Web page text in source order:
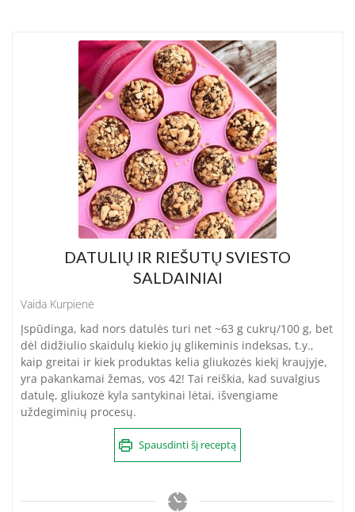
DATULIŲ IR RIEŠUTŲ SVIESTO
SALDAINIAI
Vaida Kurpienė
Įspūdinga, kad nors datulės turi net ~63 g cukrų/100 g, bet
dėl didžiulio skaidulų kiekio jų glikeminis indeksas, t.y.,
kaip greitai ir kiek produktas kelia gliukozės kiekį kraujyje,
yra pakankamai žemas, vos 42! Tai reiškia, kad suvalgius
datulę, gliukozė kyla santykinai lėtai, išvengiame
uždegiminių procesų.
Spausdinti šį receptą